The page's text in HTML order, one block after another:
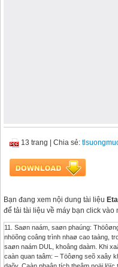
13 trang Chia sẻ:
Bạn đang xem nội dung tài liệu
để tải tài liệu về máy bạn click vào
11. Saøn naám, saøn phaúng:
nhöõng coâng trình nhaø cao taàng,
saøn naám DUL, khoâng daàm. Khi
caàn quan taâm: – Töôøng seõ xaây